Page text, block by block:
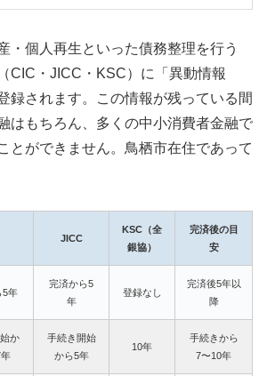
・個人再生といった債務整理を行う
CIC・JICC・KSC）に「異動情報
録されます。この情報が残っている間
はもちろん、多くの中小消費者金融で
とができません。鳥栖市在住であって
JICC
KSC（全
銀協）
完済後の目
安
5年
完済から5
年
登録なし
完済後5年以
降
か
手続き開始
から5年
10年
手続きから
7〜10年